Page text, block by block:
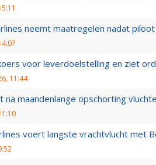
neemt maatregelen nadat
voor leverdoelstelling en ziet
11:44
na maandenlange opschorting
voert langste vrachtvlucht met